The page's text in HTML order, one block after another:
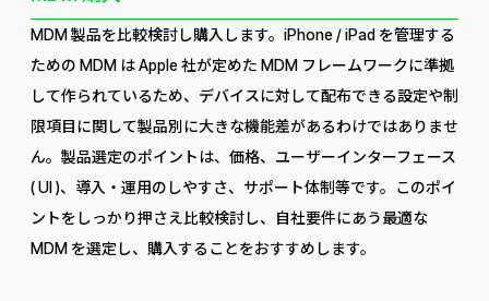
MDM 製品を比較検討し購入します。iPhone / iPad を管理する
ための MDM は Apple 社が定めた MDM フレームワークに準拠
して作られているため、デバイスに対して配布できる設定や制
限項目に関して製品別に大きな機能差があるわけではありませ
ん。製品選定のポイントは、価格、ユーザーインターフェース
( UI )、導入・運用のしやすさ、サポート体制等です。このポイ
ントをしっかり押さえ比較検討し、自社要件にあう最適な
MDM を選定し、購入することをおすすめします。